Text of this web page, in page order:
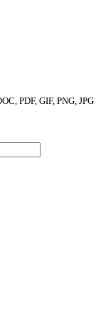
PDF, GIF, PNG, JPG